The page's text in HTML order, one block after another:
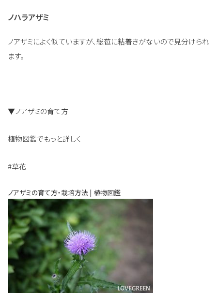
ノハラアザミ
ノアザミによく似ていますが、総苞に粘着きがないので見分けられ
ます。
▼ノアザミの育て方
植物図鑑でもっと詳しく
#草花
ノアザミの育て方・栽培方法 | 植物図鑑